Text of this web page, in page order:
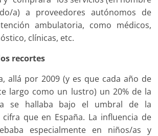
a) a proveedores autónomos de
ambulatoria, como médicos,
clínicas, etc.
recortes
allá por 2009 (y es que cada año de
largo como un lustro) un 20% de la
se hallaba bajo el umbral de la
que en España. La influencia de
especialmente en niños/as y